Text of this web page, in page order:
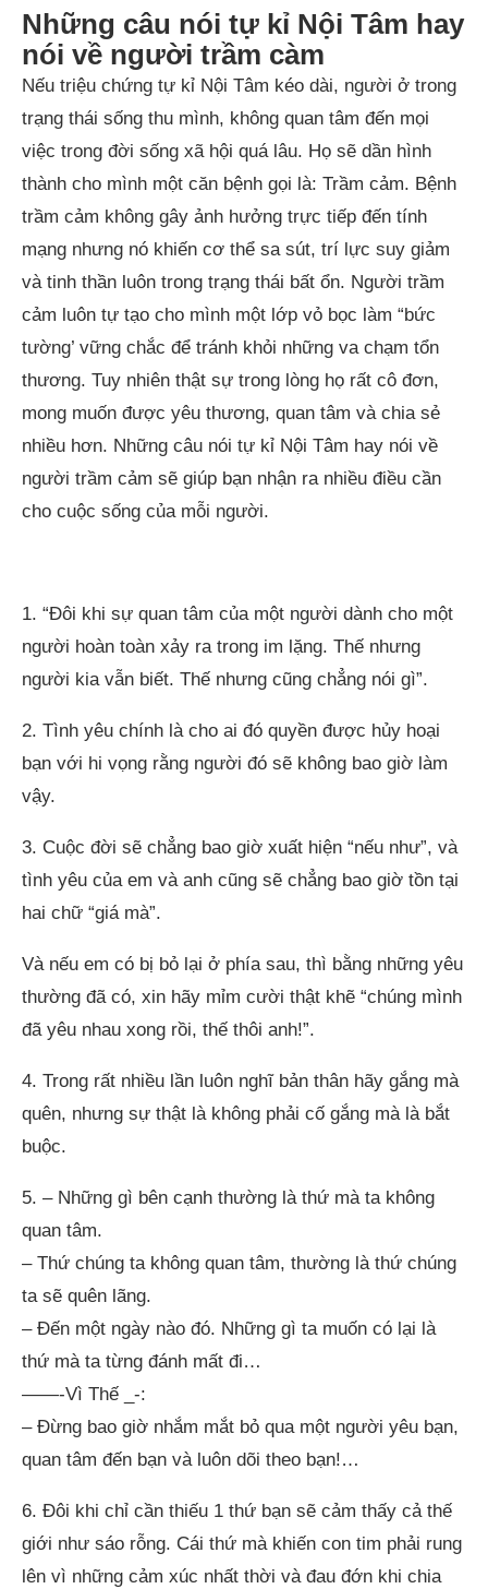
Những câu nói tự kỉ Nội Tâm hay
nói về người trầm càm
Nếu triệu chứng tự kỉ Nội Tâm kéo dài, người ở trong
trạng thái sống thu mình, không quan tâm đến mọi
việc trong đời sống xã hội quá lâu. Họ sẽ dần hình
thành cho mình một căn bệnh gọi là: Trầm cảm. Bệnh
trầm cảm không gây ảnh hưởng trực tiếp đến tính
mạng nhưng nó khiến cơ thể sa sút, trí lực suy giảm
và tinh thần luôn trong trạng thái bất ổn. Người trầm
cảm luôn tự tạo cho mình một lớp vỏ bọc làm “bức
tường’ vững chắc để tránh khỏi những va chạm tổn
thương. Tuy nhiên thật sự trong lòng họ rất cô đơn,
mong muốn được yêu thương, quan tâm và chia sẻ
nhiều hơn. Những câu nói tự kỉ Nội Tâm hay nói về
người trầm cảm sẽ giúp bạn nhận ra nhiều điều cần
cho cuộc sống của mỗi người.
1. “Đôi khi sự quan tâm của một người dành cho một
người hoàn toàn xảy ra trong im lặng. Thế nhưng
người kia vẫn biết. Thế nhưng cũng chẳng nói gì”.
2. Tình yêu chính là cho ai đó quyền được hủy hoại
bạn với hi vọng rằng người đó sẽ không bao giờ làm
vậy.
3. Cuộc đời sẽ chẳng bao giờ xuất hiện “nếu như”, và
tình yêu của em và anh cũng sẽ chẳng bao giờ tồn tại
hai chữ “giá mà”.
Và nếu em có bị bỏ lại ở phía sau, thì bằng những yêu
thường đã có, xin hãy mỉm cười thật khẽ “chúng mình
đã yêu nhau xong rồi, thế thôi anh!”.
4. Trong rất nhiều lần luôn nghĩ bản thân hãy gắng mà
quên, nhưng sự thật là không phải cố gắng mà là bắt
buộc.
5. – Những gì bên cạnh thường là thứ mà ta không
quan tâm.
– Thứ chúng ta không quan tâm, thường là thứ chúng
ta sẽ quên lãng.
– Đến một ngày nào đó. Những gì ta muốn có lại là
thứ mà ta từng đánh mất đi…
——-Vì Thế _-:
– Đừng bao giờ nhắm mắt bỏ qua một người yêu bạn,
quan tâm đến bạn và luôn dõi theo bạn!…
6. Đôi khi chỉ cần thiếu 1 thứ bạn sẽ cảm thấy cả thế
giới như sáo rỗng. Cái thứ mà khiến con tim phải rung
lên vì những cảm xúc nhất thời và đau đớn khi chia